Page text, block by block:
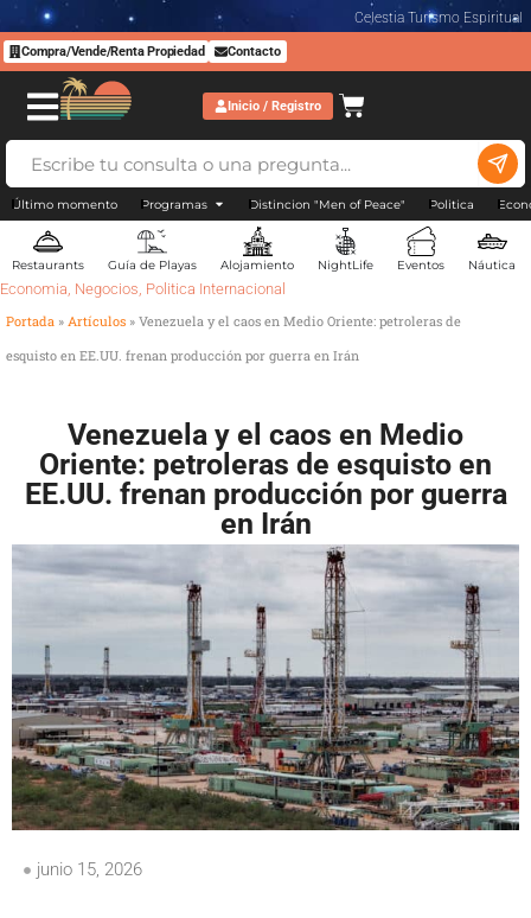
Celestia Turismo Espiritual
Compra/Vende/Renta Propiedad Contacto
Inicio / Registro
Último momento Programas Distincion "Men of Peace" Politica
Restaurants Guía de Playas Alojamiento NightLife Eventos Náutica
Economia, Negocios, Politica Internacional
Portada » Artículos » Venezuela y el caos en Medio Oriente: petroleras de
esquisto en EE.UU. frenan producción por guerra en Irán
Venezuela y el caos en Medio
Oriente: petroleras de esquisto en
EE.UU. frenan producción por guerra
en Irán
junio 15, 2026